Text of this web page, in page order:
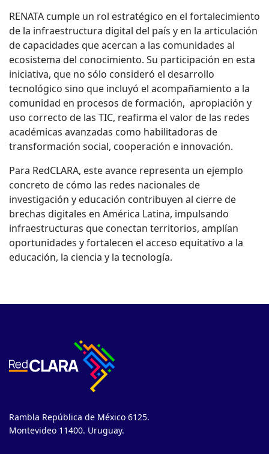
RENATA cumple un rol estratégico en el fortalecimiento
de la infraestructura digital del país y en la articulación
de capacidades que acercan a las comunidades al
ecosistema del conocimiento. Su participación en esta
iniciativa, que no sólo consideró el desarrollo
tecnológico sino que incluyó el acompañamiento a la
comunidad en procesos de formación, apropiación y
uso correcto de las TIC, reafirma el valor de las redes
académicas avanzadas como habilitadoras de
transformación social, cooperación e innovación.
Para RedCLARA, este avance representa un ejemplo
concreto de cómo las redes nacionales de
investigación y educación contribuyen al cierre de
brechas digitales en América Latina, impulsando
infraestructuras que conectan territorios, amplían
oportunidades y fortalecen el acceso equitativo a la
educación, la ciencia y la tecnología.
Rambla República de México 6125.
Montevideo 11400. Uruguay.